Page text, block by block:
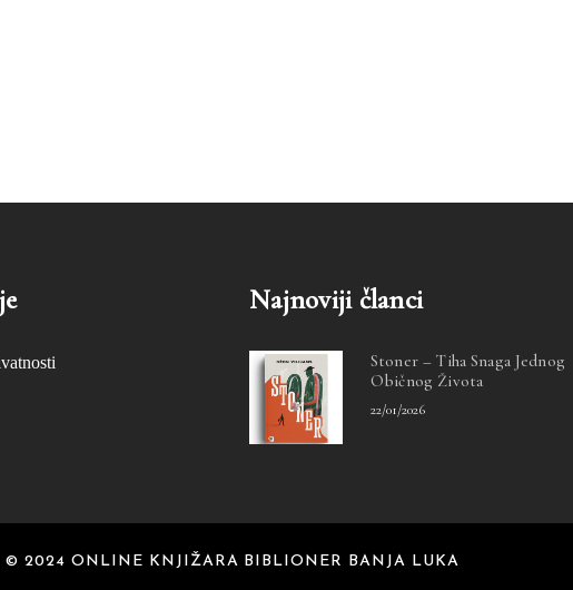
Najnoviji članci
Stoner – Tiha Snaga Jednog
Običnog Života
22/01/2026
© 2024 ONLINE KNJIŽARA BIBLIONER BANJA LUKA